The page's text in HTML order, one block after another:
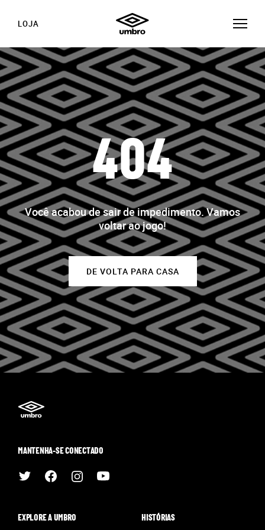
LOJA
404
Você acabou de sair de impedimento. Vamos
voltar ao jogo!
DE VOLTA PARA CASA
MANTENHA-SE CONECTADO
EXPLORE A UMBRO HISTÓRIAS